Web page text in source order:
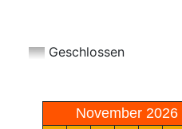
Geschlossen
November 2026